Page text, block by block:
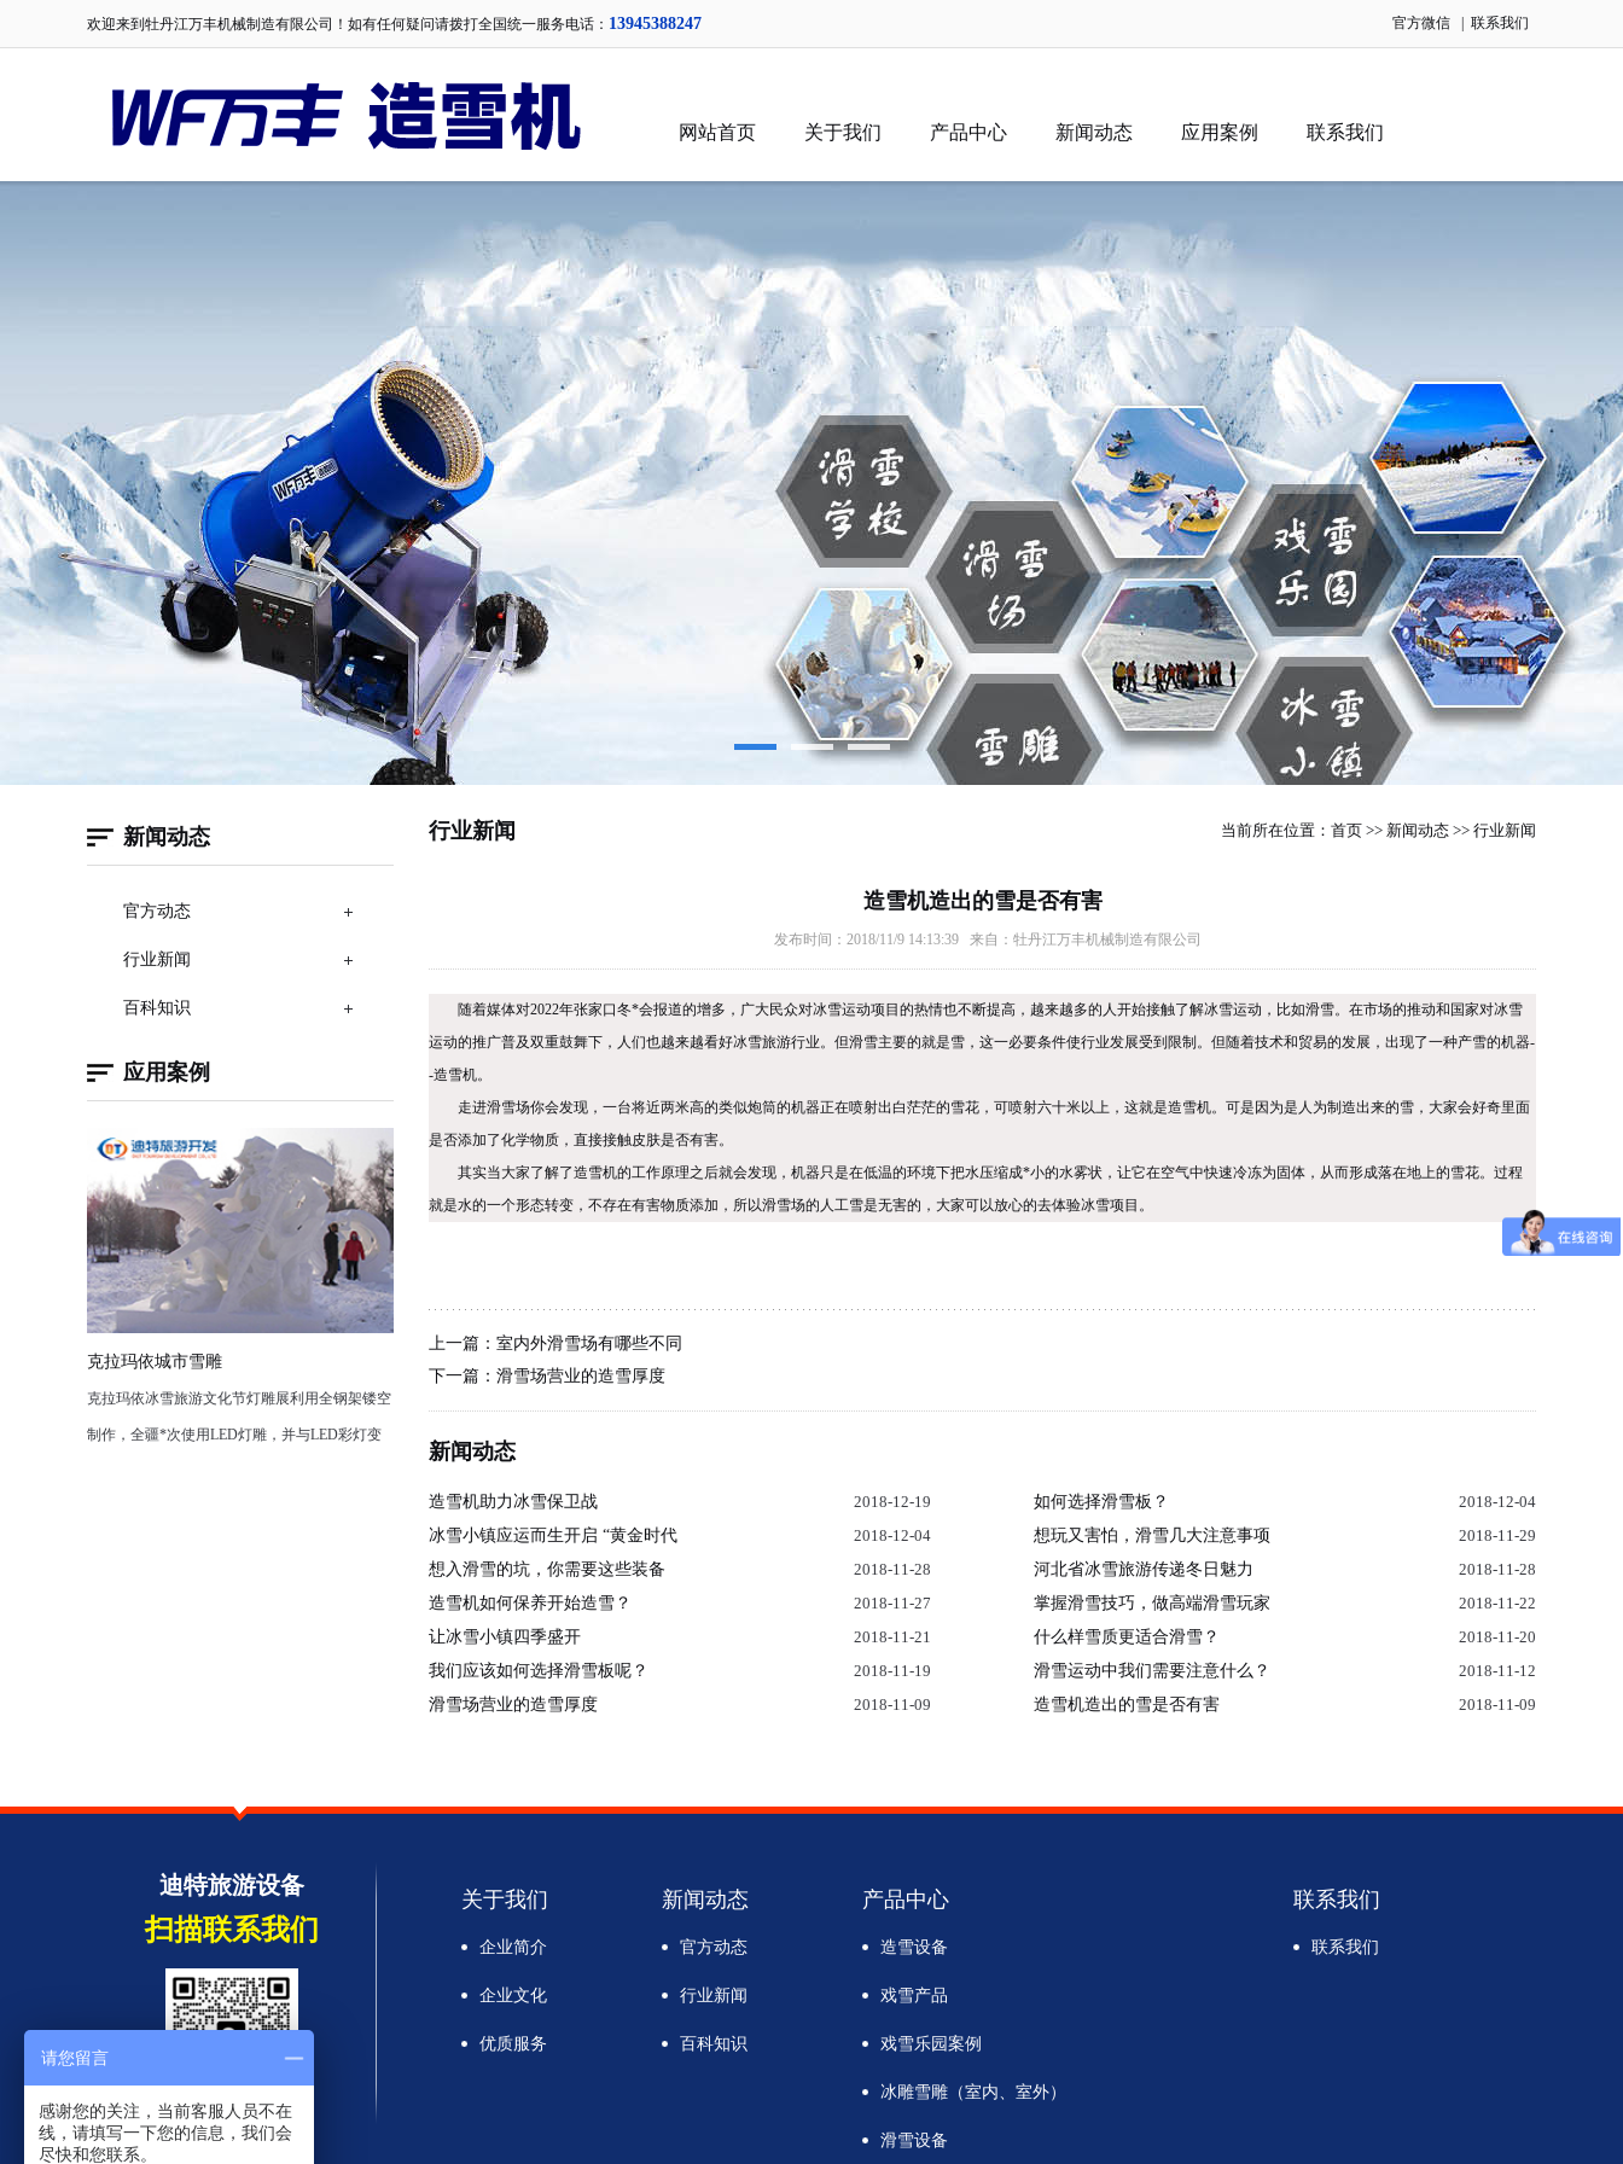
欢迎来到牡丹江万丰机械制造有限公司！如有任何疑问请拨打全国统一服务电话： 13945388247 官方微信 联系我们
网站首页 关于我们 产品中心 新闻动态 应用案例 联系我们
新闻动态
官方动态
行业新闻
百科知识
应用案例
克拉玛依城市雪雕
克拉玛依冰雪旅游文化节灯雕展利用全钢架镂空
制作，全疆*次使用LED灯雕，并与LED彩灯变
行业新闻 当前所在位置： 首页 >> 新闻动态 >> 行业新闻
造雪机造出的雪是否有害
发布时间：2018/11/9 14:13:39 来自：牡丹江万丰机械制造有限公司
随着媒体对2022年张家口冬*会报道的增多，广大民众对冰雪运动项目的热情也不断提高，越来越多的人开始接触了解冰雪运动，比如滑雪。在市场的推动和国家对冰雪
运动的推广普及双重鼓舞下，人们也越来越看好冰雪旅游行业。但滑雪主要的就是雪，这一必要条件使行业发展受到限制。但随着技术和贸易的发展，出现了一种产雪的机器-
-造雪机。
走进滑雪场你会发现，一台将近两米高的类似炮筒的机器正在喷射出白茫茫的雪花，可喷射六十米以上，这就是造雪机。可是因为是人为制造出来的雪，大家会好奇里面
是否添加了化学物质，直接接触皮肤是否有害。
其实当大家了解了造雪机的工作原理之后就会发现，机器只是在低温的环境下把水压缩成*小的水雾状，让它在空气中快速冷冻为固体，从而形成落在地上的雪花。过程
就是水的一个形态转变，不存在有害物质添加，所以滑雪场的人工雪是无害的，大家可以放心的去体验冰雪项目。
上一篇： 室内外滑雪场有哪些不同
下一篇： 滑雪场营业的造雪厚度
新闻动态
2018-12-19
造雪机助力冰雪保卫战 2018-12-04
如何选择滑雪板？
2018-12-04
冰雪小镇应运而生开启 “黄金时代 2018-11-29
想玩又害怕，滑雪几大注意事项
2018-11-28
想入滑雪的坑，你需要这些装备 2018-11-28
河北省冰雪旅游传递冬日魅力
2018-11-27
造雪机如何保养开始造雪？ 2018-11-22
掌握滑雪技巧，做高端滑雪玩家
2018-11-21
让冰雪小镇四季盛开 2018-11-20
什么样雪质更适合滑雪？
2018-11-19
我们应该如何选择滑雪板呢？ 2018-11-12
滑雪运动中我们需要注意什么？
2018-11-09
滑雪场营业的造雪厚度 2018-11-09
造雪机造出的雪是否有害
迪特旅游设备
扫描联系我们
13945388247
关于我们
企业简介
企业文化
优质服务
新闻动态
官方动态
行业新闻
百科知识
产品中心
造雪设备
戏雪产品
戏雪乐园案例
冰雕雪雕（室内、室外）
滑雪设备
联系我们
联系我们
请您留言
感谢您的关注，当前客服人员不在
线，请填写一下您的信息，我们会
尽快和您联系。